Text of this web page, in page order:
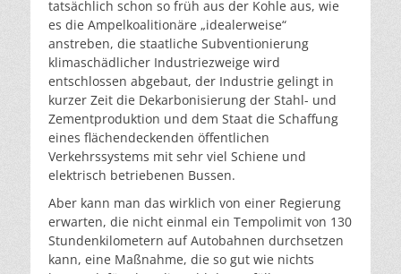
tatsächlich schon so früh aus der Kohle aus, wie
es die Ampelkoalitionäre „idealerweise“
anstreben, die staatliche Subventionierung
klimaschädlicher Industriezweige wird
entschlossen abgebaut, der Industrie gelingt in
kurzer Zeit die Dekarbonisierung der Stahl- und
Zementproduktion und dem Staat die Schaffung
eines flächendeckenden öffentlichen
Verkehrssystems mit sehr viel Schiene und
elektrisch betriebenen Bussen.
Aber kann man das wirklich von einer Regierung
erwarten, die nicht einmal ein Tempolimit von 130
Stundenkilometern auf Autobahnen durchsetzen
kann, eine Maßnahme, die so gut wie nichts